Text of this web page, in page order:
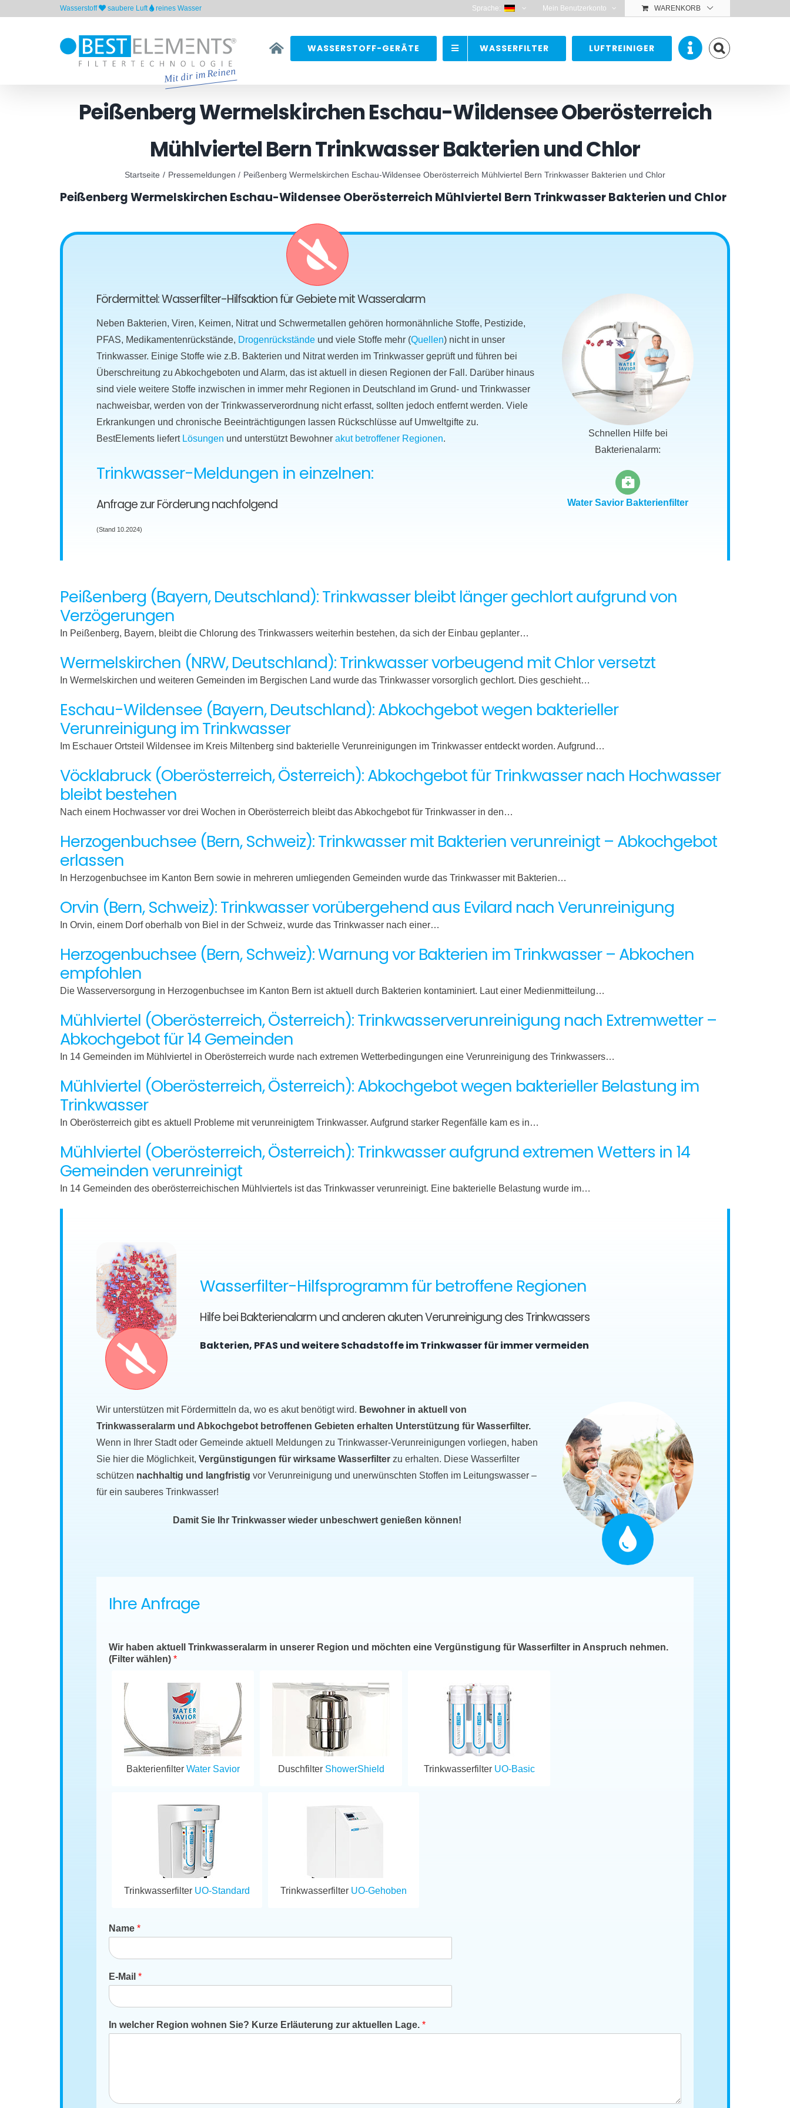
Wasserstoff saubere Luft reines Wasser Sprache: Mein Benutzerkonto WARENKORB
WASSERSTOFF-GERÄTE WASSERFILTER LUFTREINIGER
Peißenberg Wermelskirchen Eschau-Wildensee Oberösterreich
Mühlviertel Bern Trinkwasser Bakterien und Chlor
Startseite Pressemeldungen Peißenberg Wermelskirchen Eschau-Wildensee Oberösterreich Mühlviertel Bern Trinkwasser Bakterien und Chlor
Peißenberg Wermelskirchen Eschau-Wildensee Oberösterreich Mühlviertel Bern Trinkwasser Bakterien und Chlor
Fördermittel: Wasserfilter-Hilfsaktion für Gebiete mit Wasseralarm
Neben Bakterien, Viren, Keimen, Nitrat und Schwermetallen gehören hormonähnliche Stoffe, Pestizide,
PFAS, Medikamentenrückstände, Drogenrückständeund viele Stoffe mehr (Quellen) nicht in unser
Trinkwasser. Einige Stoffe wie z.B. Bakterien und Nitrat werden im Trinkwasser geprüft und führen bei
Überschreitung zu Abkochgeboten und Alarm, das ist aktuell in diesen Regionen der Fall. Darüber hinaus
sind viele weitere Stoffe inzwischen in immer mehr Regionen in Deutschland im Grund- und Trinkwasser
nachweisbar, werden von der Trinkwasserverordnung nicht erfasst, sollten jedoch entfernt werden. Viele
Erkrankungen und chronische Beeinträchtigungen lassen Rückschlüsse auf Umweltgifte zu.
BestElements liefert Lösungen und unterstützt Bewohner akut betroffener Regionen.
Trinkwasser-Meldungen in einzelnen:
Anfrage zur Förderung nachfolgend
(Stand 10.2024)
Schnellen Hilfe bei
Bakterienalarm:
Water Savior Bakterienfilter
Peißenberg (Bayern, Deutschland): Trinkwasser bleibt länger gechlort aufgrund von
Verzögerungen
In Peißenberg, Bayern, bleibt die Chlorung des Trinkwassers weiterhin bestehen, da sich der Einbau geplanter…
Wermelskirchen (NRW, Deutschland): Trinkwasser vorbeugend mit Chlor versetzt
In Wermelskirchen und weiteren Gemeinden im Bergischen Land wurde das Trinkwasser vorsorglich gechlort. Dies geschieht…
Eschau-Wildensee (Bayern, Deutschland): Abkochgebot wegen bakterieller
Verunreinigung im Trinkwasser
Im Eschauer Ortsteil Wildensee im Kreis Miltenberg sind bakterielle Verunreinigungen im Trinkwasser entdeckt worden. Aufgrund…
Vöcklabruck (Oberösterreich, Österreich): Abkochgebot für Trinkwasser nach Hochwasser
bleibt bestehen
Nach einem Hochwasser vor drei Wochen in Oberösterreich bleibt das Abkochgebot für Trinkwasser in den…
Herzogenbuchsee (Bern, Schweiz): Trinkwasser mit Bakterien verunreinigt – Abkochgebot
erlassen
In Herzogenbuchsee im Kanton Bern sowie in mehreren umliegenden Gemeinden wurde das Trinkwasser mit Bakterien…
Orvin (Bern, Schweiz): Trinkwasser vorübergehend aus Evilard nach Verunreinigung
In Orvin, einem Dorf oberhalb von Biel in der Schweiz, wurde das Trinkwasser nach einer…
Herzogenbuchsee (Bern, Schweiz): Warnung vor Bakterien im Trinkwasser – Abkochen
empfohlen
Die Wasserversorgung in Herzogenbuchsee im Kanton Bern ist aktuell durch Bakterien kontaminiert. Laut einer Medienmitteilung…
Mühlviertel (Oberösterreich, Österreich): Trinkwasserverunreinigung nach Extremwetter –
Abkochgebot für 14 Gemeinden
In 14 Gemeinden im Mühlviertel in Oberösterreich wurde nach extremen Wetterbedingungen eine Verunreinigung des Trinkwassers…
Mühlviertel (Oberösterreich, Österreich): Abkochgebot wegen bakterieller Belastung im
Trinkwasser
In Oberösterreich gibt es aktuell Probleme mit verunreinigtem Trinkwasser. Aufgrund starker Regenfälle kam es in…
Mühlviertel (Oberösterreich, Österreich): Trinkwasser aufgrund extremen Wetters in 14
Gemeinden verunreinigt
In 14 Gemeinden des oberösterreichischen Mühlviertels ist das Trinkwasser verunreinigt. Eine bakterielle Belastung wurde im…
Wasserfilter-Hilfsprogramm für betroffene Regionen
Hilfe bei Bakterienalarm und anderen akuten Verunreinigung des Trinkwassers
Bakterien, PFAS und weitere Schadstoffe im Trinkwasser für immer vermeiden
Wir unterstützen mit Fördermitteln da, wo es akut benötigt wird. Bewohner in aktuell von
Trinkwasseralarm und Abkochgebot betroffenen Gebieten erhalten Unterstützung für Wasserfilter.
Wenn in Ihrer Stadt oder Gemeinde aktuell Meldungen zu Trinkwasser-Verunreinigungen vorliegen, haben
Sie hier die Möglichkeit, Vergünstigungen für wirksame Wasserfilter zu erhalten. Diese Wasserfilter
schützen nachhaltig und langfristig vor Verunreinigung und unerwünschten Stoffen im Leitungswasser –
für ein sauberes Trinkwasser!
Damit Sie Ihr Trinkwasser wieder unbeschwert genießen können!
Ihre Anfrage
Wir haben aktuell Trinkwasseralarm in unserer Region und möchten eine Vergünstigung für Wasserfilter in Anspruch nehmen.
(Filter wählen)*
Bakterienfilter Water Savior Duschfilter ShowerShield Trinkwasserfilter UO-Basic
Trinkwasserfilter UO-Standard Trinkwasserfilter UO-Gehoben
Name*
E-Mail*
In welcher Region wohnen Sie? Kurze Erläuterung zur aktuellen Lage.*